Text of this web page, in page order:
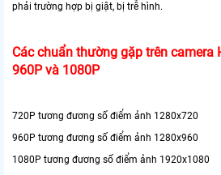
phải trường hợp bị giật, bị trễ hình.
Các chuẩn thường gặp trên camera
960P và 1080P
720P tương đương số điểm ảnh 1280x720
960P tương đương số điểm ảnh 1280x960
1080P tương đương số điểm ảnh 1920x1080